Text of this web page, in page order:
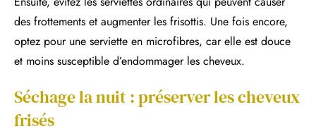
des frottements et augmenter les frisottis. Une fois encore,
optez pour une serviette en microfibres, car elle est douce
et moins susceptible d’endommager les cheveux.
Séchage la nuit : préserver les cheveux
frisés